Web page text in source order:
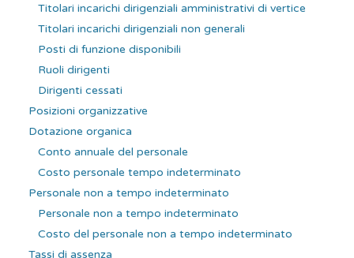
Titolari incarichi dirigenziali amministrativi di vertice
Titolari incarichi dirigenziali non generali
Posti di funzione disponibili
Ruoli dirigenti
Dirigenti cessati
Posizioni organizzative
Dotazione organica
Conto annuale del personale
Costo personale tempo indeterminato
Personale non a tempo indeterminato
Personale non a tempo indeterminato
Costo del personale non a tempo indeterminato
Tassi di assenza